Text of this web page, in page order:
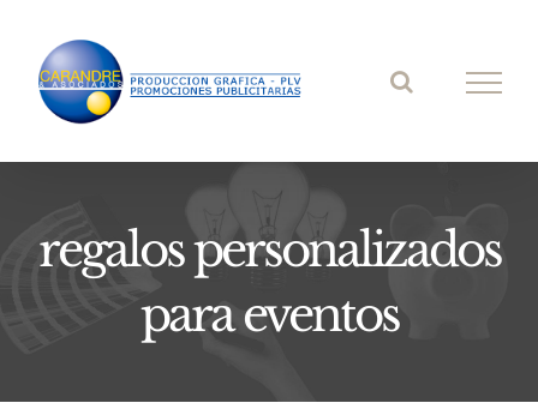
contenido
regalos personalizados
para eventos